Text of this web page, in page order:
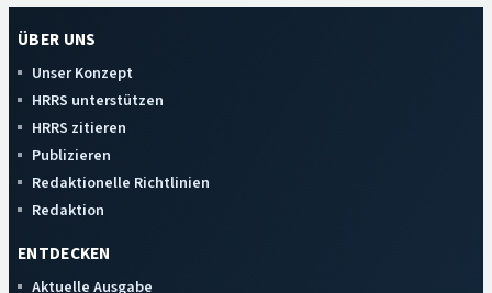
ÜBER UNS
Unser Konzept
HRRS unterstützen
HRRS zitieren
Publizieren
Redaktionelle Richtlinien
Redaktion
ENTDECKEN
Aktuelle Ausgabe